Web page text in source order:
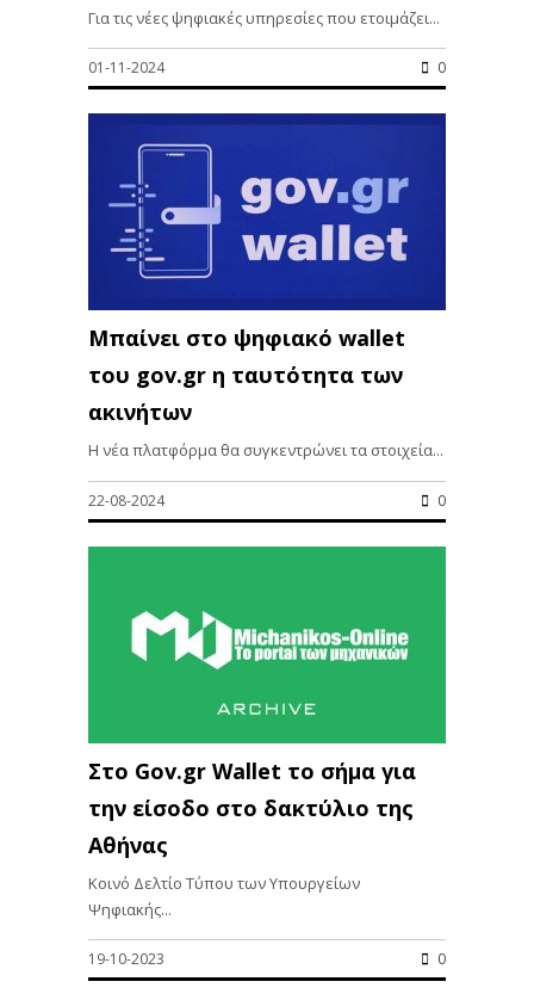
Για τις νέες ψηφιακές υπηρεσίες που ετοιμάζει...
01-11-2024 0
Μπαίνει στο ψηφιακό wallet
του gov.gr η ταυτότητα των
ακινήτων
Η νέα πλατφόρμα θα συγκεντρώνει τα στοιχεία...
22-08-2024 0
Στο Gov.gr Wallet το σήμα για
την είσοδο στο δακτύλιο της
Αθήνας
Κοινό Δελτίο Τύπου των Υπουργείων
Ψηφιακής...
19-10-2023 0